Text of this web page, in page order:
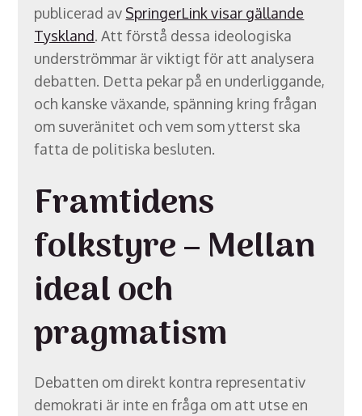
publicerad av SpringerLink visar gällande
Tyskland. Att förstå dessa ideologiska
underströmmar är viktigt för att analysera
debatten. Detta pekar på en underliggande,
och kanske växande, spänning kring frågan
om suveränitet och vem som ytterst ska
fatta de politiska besluten.
Framtidens
folkstyre – Mellan
ideal och
pragmatism
Debatten om direkt kontra representativ
demokrati är inte en fråga om att utse en